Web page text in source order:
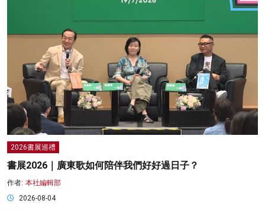
2026書展巡禮
書展2026｜廣東歌如何陪伴我們好好過日子？
作者: 本社編輯部
2026-08-04